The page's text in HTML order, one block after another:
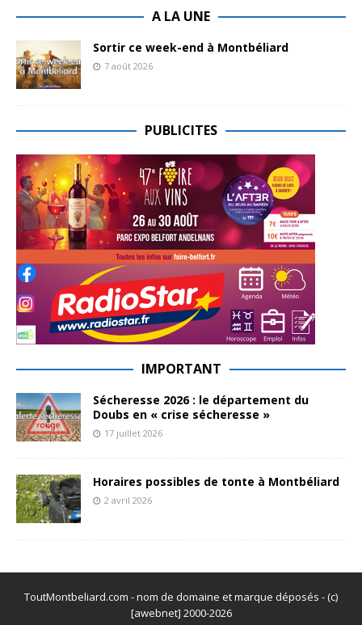
A LA UNE
Sortir ce week-end à Montbéliard
7 août 2026
PUBLICITES
IMPORTANT
Sécheresse 2026 : le département du
Doubs en « crise sécheresse »
17 juillet 2026
Horaires possibles de tonte à Montbéliard
2 avril 2026
ToutMontbeliard.com - nom de domaine et marque déposés - (c)
[awebnet] 2000-2026